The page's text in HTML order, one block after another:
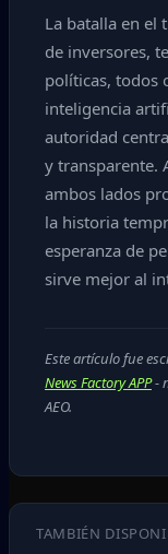
La batalla en el
de inversores,
políticas, todos
inteligencia
autoridad
y transparente.
ambos lados
la historia
esperanza de
sirve mejor al
Este artículo fue
News Factory APP-
AEO.
TAMBIÉN